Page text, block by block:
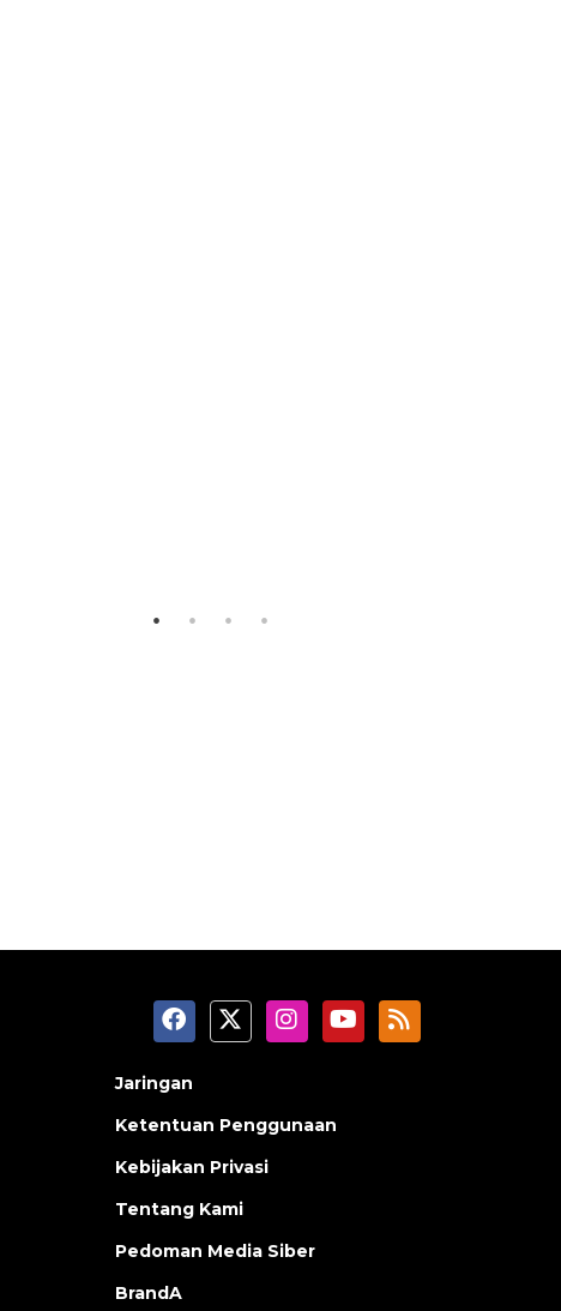
Jaringan
Ketentuan Penggunaan
Kebijakan Privasi
Tentang Kami
Pedoman Media Siber
BrandA